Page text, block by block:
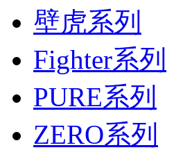
壁虎系列
Fighter系列
PURE系列
ZERO系列